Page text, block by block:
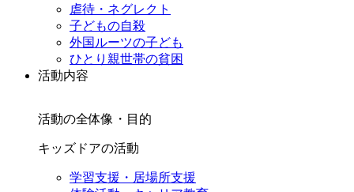
虐待・ネグレクト
子どもの自殺
外国ルーツの子ども
ひとり親世帯の貧困
活動内容
活動の全体像・目的
キッズドアの活動
学習支援・居場所支援